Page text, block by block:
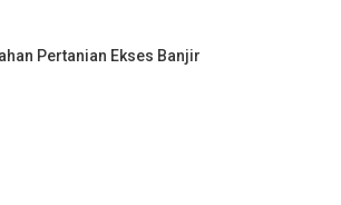
Pertanian Ekses Banjir